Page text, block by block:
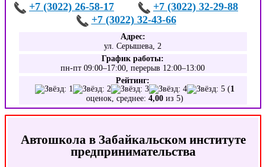
+7 (3022) 26-58-17
+7 (3022) 32-29-88
+7 (3022) 32-43-66
Адрес:
ул. Серышева, 2
График работы:
пн-пт 09:00–17:00, перерыв 12:00–13:00
Рейтинг:
(1
оценок, среднее:4,00 из 5)
Автошкола в Забайкальском институте
предпринимательства